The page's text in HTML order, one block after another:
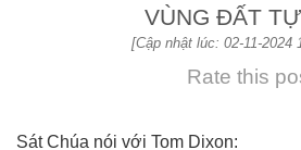
VÙNG ĐẤT
[Cập nhật lúc: 02-11-2024
Rate this
Sát Chúa nói với Tom Dixon: